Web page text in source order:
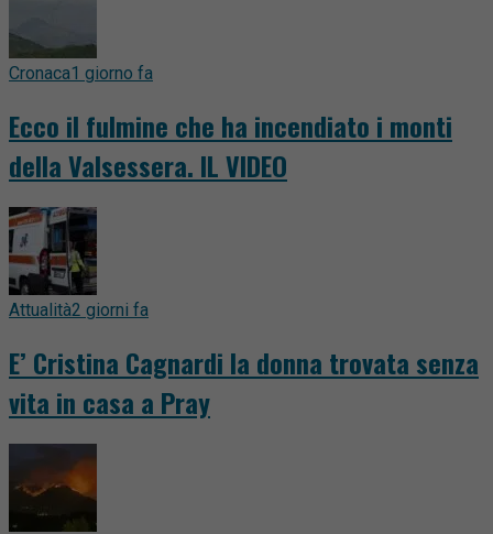
Cronaca1 giorno fa
Ecco il fulmine che ha incendiato i monti
della Valsessera. IL VIDEO
Attualità2 giorni fa
E’ Cristina Cagnardi la donna trovata senza
vita in casa a Pray